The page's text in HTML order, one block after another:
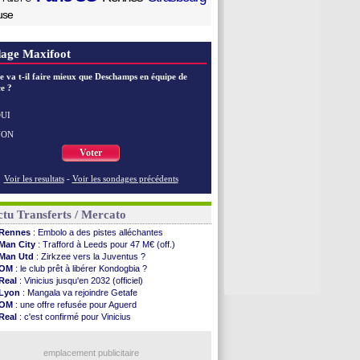
Maxifoot
va t-il faire mieux que Deschamps en équipe de
?
Voter
Voir les resultats - Voir les sondages précédents
Transferts / Mercato
: Embolo a des pistes alléchantes
City : Trafford à Leeds pour 47 M€ (off.)
Utd : Zirkzee vers la Juventus ?
: le club prêt à libérer Kondogbia ?
: Vinicius jusqu'en 2032 (officiel)
: Mangala va rejoindre Getafe
: une offre refusée pour Aguerd
: c'est confirmé pour Vinicius
: une offre pour Bulka
emplacement publicitaire